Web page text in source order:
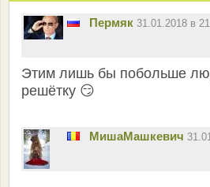
Пермяк 31.01.2018 в
Этим лишь бы побольше
решётку 😏
MишаМашкевич